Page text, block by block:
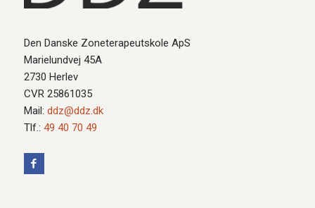
Den Danske Zoneterapeutskole ApS
Marielundvej 45A
2730 Herlev
CVR 25861035
Mail: ddz@ddz.dk
Tlf.: 49 40 70 49